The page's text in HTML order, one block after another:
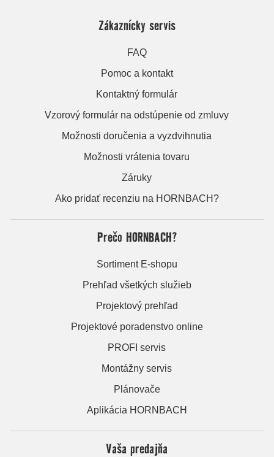
Zákaznícky servis
FAQ
Pomoc a kontakt
Kontaktný formulár
Vzorový formulár na odstúpenie od zmluvy
Možnosti doručenia a vyzdvihnutia
Možnosti vrátenia tovaru
Záruky
Ako pridať recenziu na HORNBACH?
Prečo HORNBACH?
Sortiment E-shopu
Prehľad všetkých služieb
Projektový prehľad
Projektové poradenstvo online
PROFI servis
Montážny servis
Plánovače
Aplikácia HORNBACH
Vaša predajňa